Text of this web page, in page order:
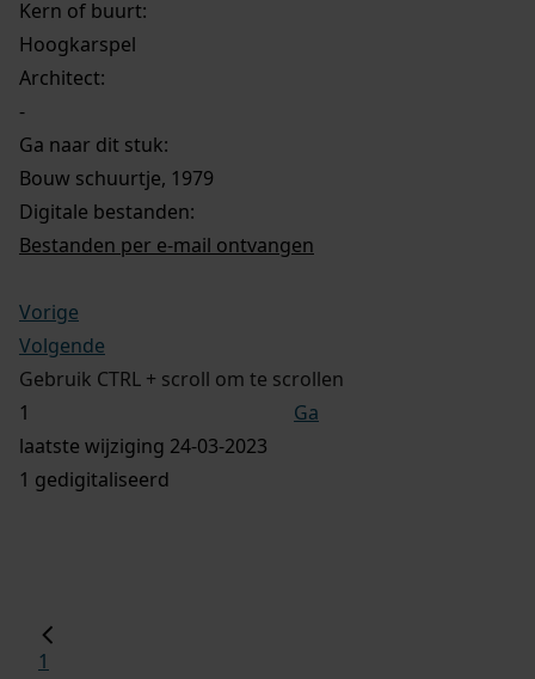
Kern of buurt:
Hoogkarspel
Architect:
-
Ga naar dit stuk:
Bouw schuurtje, 1979
Digitale bestanden:
Bestanden per e-mail ontvangen
Vorige
Volgende
Gebruik CTRL + scroll om te scrollen
Ga
laatste wijziging 24-03-2023
1 gedigitaliseerd
1